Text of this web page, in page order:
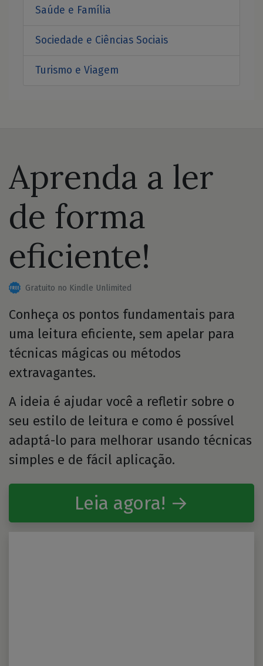
Saúde e Família
Sociedade e Ciências Sociais
Turismo e Viagem
Aprenda a ler
de forma
eficiente!
Gratuito no Kindle Unlimited
Conheça os pontos fundamentais para
uma leitura eficiente, sem apelar para
técnicas mágicas ou métodos
extravagantes.
A ideia é ajudar você a refletir sobre o
seu estilo de leitura e como é possível
adaptá-lo para melhorar usando técnicas
simples e de fácil aplicação.
Leia agora! →